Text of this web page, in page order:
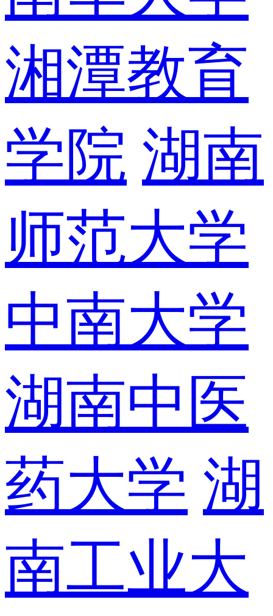
湘潭教育
学院 湖南
师范大学
中南大学
湖南中医
药大学 湖
南工业大